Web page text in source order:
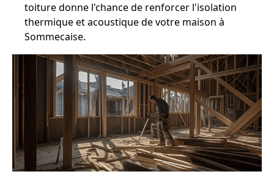
toiture donne l'chance de renforcer l'isolation
thermique et acoustique de votre maison à
Sommecaise.